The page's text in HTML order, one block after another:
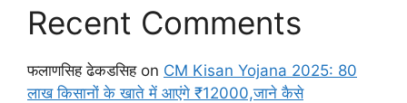
Recent Comments
फलाणसिह ढेकडसिहon CM Kisan Yojana 2025: 80
लाख किसानों के खाते में आएंगे ₹12000,जाने कैसे